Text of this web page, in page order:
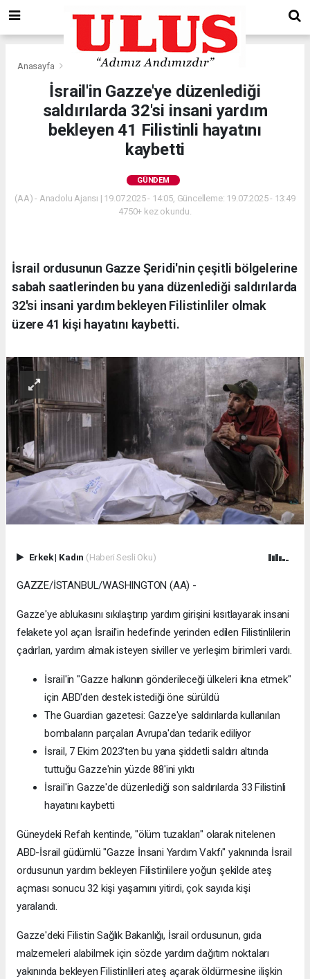
Anasayfa Gündem
İsrail'in Gazze'ye düzenlediği
saldırılarda 32'si insani yardım
bekleyen 41 Filistinli hayatını
kaybetti
GÜNDEM
(AA) - Anadolu Ajansı | 19.07.2025 - 14:05, Güncelleme: 19.07.2025 - 13:49
4750+ kez okundu.
İsrail ordusunun Gazze Şeridi'nin çeşitli bölgelerine
sabah saatlerinden bu yana düzenlediği saldırılarda
32'si insani yardım bekleyen Filistinliler olmak
üzere 41 kişi hayatını kaybetti.
Erkek| Kadın (Haberi Sesli Oku)
GAZZE/İSTANBUL/WASHINGTON (AA) -
Gazze'ye ablukasını sıkılaştırıp yardım girişini kısıtlayarak insani
felakete yol açan İsrail'in hedefinde yerinden edilen Filistinlilerin
çadırları, yardım almak isteyen siviller ve yerleşim birimleri vardı.
İsrail'in "Gazze halkının gönderileceği ülkeleri ikna etmek"
için ABD'den destek istediği öne sürüldü
The Guardian gazetesi: Gazze'ye saldırılarda kullanılan
bombaların parçaları Avrupa'dan tedarik ediliyor
İsrail, 7 Ekim 2023'ten bu yana şiddetli saldırı altında
tuttuğu Gazze'nin yüzde 88'ini yıktı
İsrail'in Gazze'de düzenlediği son saldırılarda 33 Filistinli
hayatını kaybetti
Güneydeki Refah kentinde, "ölüm tuzakları" olarak nitelenen
ABD-İsrail güdümlü "Gazze İnsani Yardım Vakfı" yakınında İsrail
ordusunun yardım bekleyen Filistinlilere yoğun şekilde ateş
açması sonucu 32 kişi yaşamını yitirdi, çok sayıda kişi
yaralandı.
Gazze'deki Filistin Sağlık Bakanlığı, İsrail ordusunun, gıda
malzemeleri alabilmek için sözde yardım dağıtım noktaları
yakınında bekleyen Filistinlileri ateş açarak öldürmesine ilişkin